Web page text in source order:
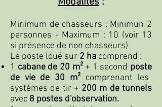
Minimum de chasseurs : Minimun 2
personnes - Maximum : 10 (voir 13
si présence de non chasseurs)
Le poste loué sur 2 ha comprend :
1 cabane de 20 m²+ 1 second poste
de vie de 30 m²comprenant les
systèmes de tir + 200 m de tunnels
avec 8 postes d'observation.